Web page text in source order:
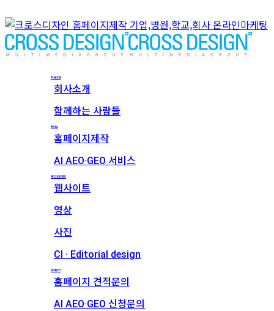
회사소개
회사소개
함께하는 사람들
서비스
홈페이지제작
AI AEO·GEO 서비스
메인 프로젝트
웹사이트
영상
사진
CI · Editorial design
견적문의
홈페이지 견적문의
AI AEO·GEO 신청문의